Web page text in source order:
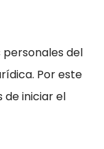
del
Por este
de iniciar el